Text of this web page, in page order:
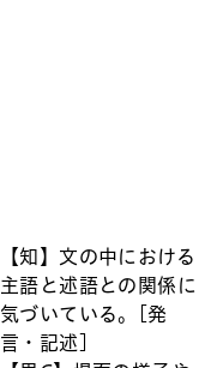
【知】文の中における
主語と述語との関係に
気づいている。[発
言・記述]